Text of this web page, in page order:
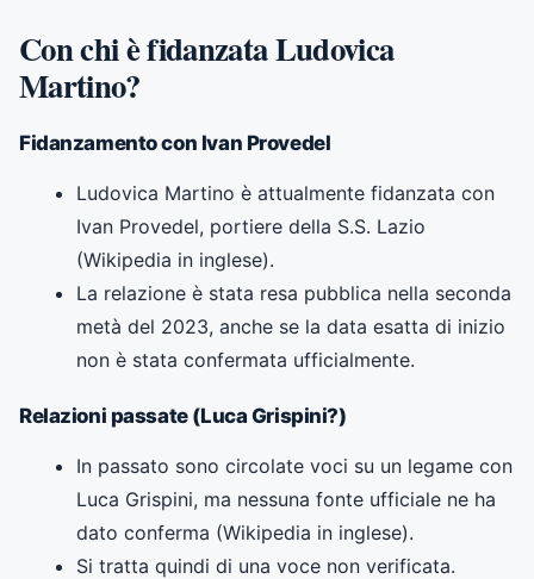
Con chi è fidanzata Ludovica
Martino?
Fidanzamento con Ivan Provedel
Ludovica Martino è attualmente fidanzata con
Ivan Provedel, portiere della S.S. Lazio
(Wikipedia in inglese).
La relazione è stata resa pubblica nella seconda
metà del 2023, anche se la data esatta di inizio
non è stata confermata ufficialmente.
Relazioni passate (Luca Grispini?)
In passato sono circolate voci su un legame con
Luca Grispini, ma nessuna fonte ufficiale ne ha
dato conferma (Wikipedia in inglese).
Si tratta quindi di una voce non verificata.